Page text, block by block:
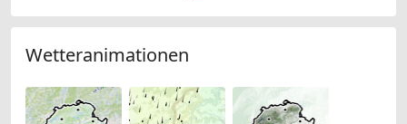
Wetteranimationen